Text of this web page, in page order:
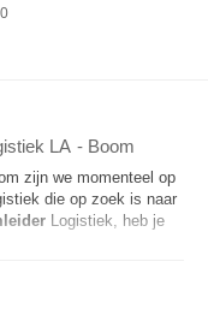
LA - Boom
zijn we momenteel op
die op zoek is naar
Logistiek, heb je